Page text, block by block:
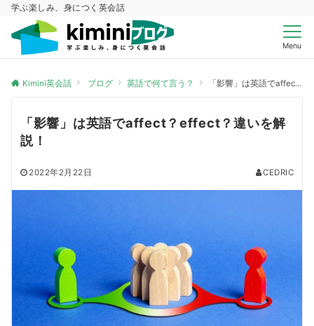
学ぶ楽しみ、身につく英会話
Menu
Kimini英会話 ブログ 英語で何て言う？ 「影響」は英語でaffect？effect？違いを解説！
「影響」は英語でaffect？effect？違いを解
説！
2022年2月22日 CEDRIC